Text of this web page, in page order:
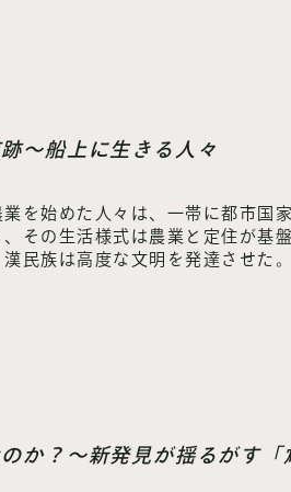
～船上に生きる人々
を始めた人々は、一帯に都市国
その生活様式は農業と定住が基
民族は高度な文明を発達させた。
か？～新発見が揺るがす「